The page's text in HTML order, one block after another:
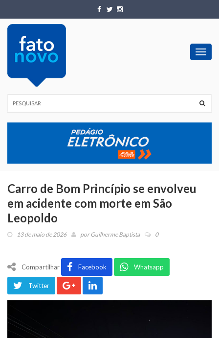
Carro de Bom Princípio se envolveu
em acidente com morte em São
Leopoldo
13 de maio de 2026 porGuilherme Baptista 0
Compartilhar Facebook Whatsapp
Twitter